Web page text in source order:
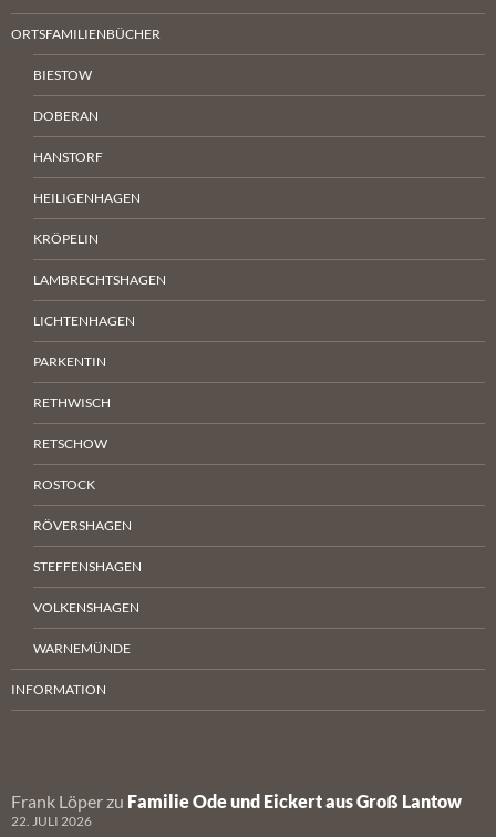
ORTSFAMILIENBÜCHER
BIESTOW
DOBERAN
HANSTORF
HEILIGENHAGEN
KRÖPELIN
LAMBRECHTSHAGEN
LICHTENHAGEN
PARKENTIN
RETHWISCH
RETSCHOW
ROSTOCK
RÖVERSHAGEN
STEFFENSHAGEN
VOLKENSHAGEN
WARNEMÜNDE
INFORMATION
Frank Löper zu Familie Ode und Eickert aus Groß Lantow
22. JULI 2026